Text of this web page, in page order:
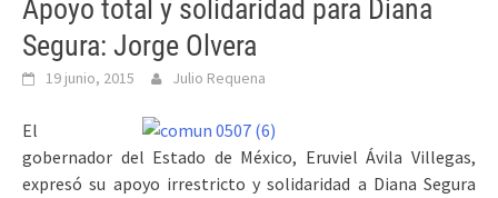
Apoyo total y solidaridad para Diana
Segura: Jorge Olvera
19 junio, 2015 Julio Requena
El
gobernador del Estado de México, Eruviel Ávila Villegas,
expresó su apoyo irrestricto y solidaridad a Diana Segura